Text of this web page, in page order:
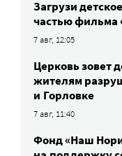
Загрузи
частью фильма
7 авг, 12:05
Церковь зовет
жителям
и Горловке
7 авг, 11:40
Фонд «Наш